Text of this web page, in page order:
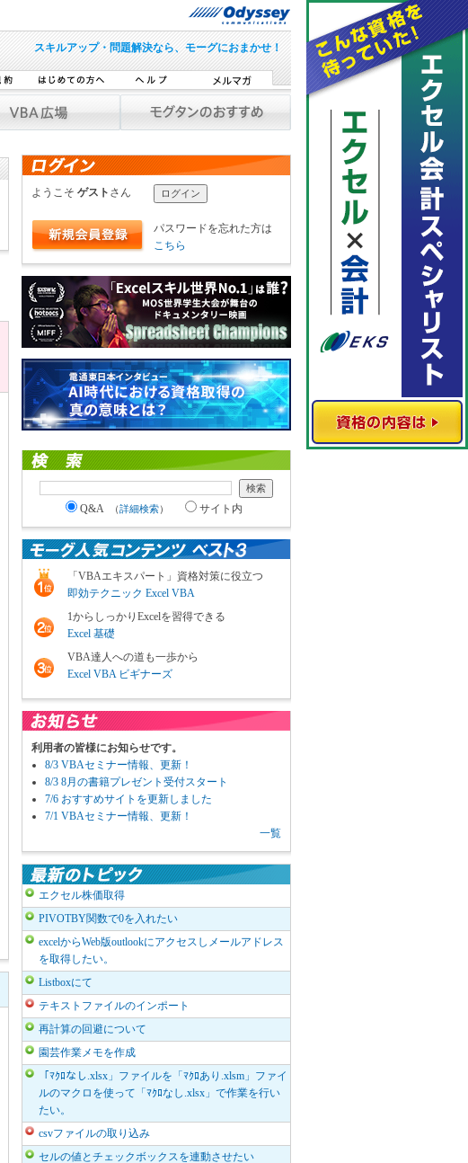
スキルアップ・問題解決なら、モーグにおまかせ！
ようこそ ゲスト さん
パスワードを忘れた方は
こちら
Q&A （詳細検索） サイト内
「VBAエキスパート」資格対策に役立つ
即効テクニック Excel VBA
1からしっかりExcelを習得できる
Excel 基礎
VBA達人への道も一歩から
Excel VBA ビギナーズ
利用者の皆様にお知らせです。
8/3 VBAセミナー情報、更新！
8/3 8月の書籍プレゼント受付スタート
7/6 おすすめサイトを更新しました
7/1 VBAセミナー情報、更新！
一覧
エクセル株価取得
PIVOTBY関数で0を入れたい
excelからWeb版outlookにアクセスしメールアドレス
を取得したい。
Listboxにて
テキストファイルのインポート
再計算の回避について
園芸作業メモを作成
「ﾏｸﾛなし.xlsx」ファイルを「ﾏｸﾛあり.xlsm」ファイ
ルのマクロを使って「ﾏｸﾛなし.xlsx」で作業を行い
たい。
csvファイルの取り込み
セルの値とチェックボックスを連動させたい